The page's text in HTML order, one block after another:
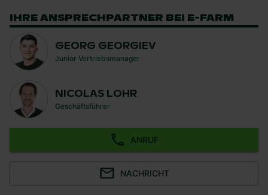
IHRE ANSPRECHPARTNER BEI E-FARM
GEORG GEORGIEV
Junior Vertriebsmanager
NICOLAS LOHR
Geschäftsführer
ANRUF
NACHRICHT